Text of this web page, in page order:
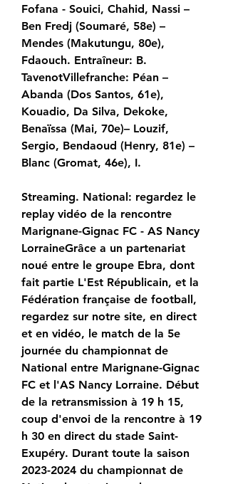
Fofana - Souici, Chahid, Nassi –
Ben Fredj (Soumaré, 58e) –
Mendes (Makutungu, 80e),
Fdaouch. Entraîneur: B.
TavenotVillefranche: Péan –
Abanda (Dos Santos, 61e),
Kouadio, Da Silva, Dekoke,
Benaïssa (Mai, 70e)– Louzif,
Sergio, Bendaoud (Henry, 81e) –
Blanc (Gromat, 46e), I.
Streaming. National: regardez le
replay vidéo de la rencontre
Marignane-Gignac FC - AS Nancy
LorraineGrâce a un partenariat
noué entre le groupe Ebra, dont
fait partie L'Est Républicain, et la
Fédération française de football,
regardez sur notre site, en direct
et en vidéo, le match de la 5e
journée du championnat de
National entre Marignane-Gignac
FC et l'AS Nancy Lorraine. Début
de la retransmission à 19 h 15,
coup d'envoi de la rencontre à 19
h 30 en direct du stade Saint-
Exupéry. Durant toute la saison
2023-2024 du championnat de